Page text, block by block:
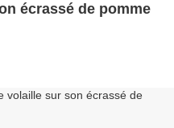
écrassé de pomme